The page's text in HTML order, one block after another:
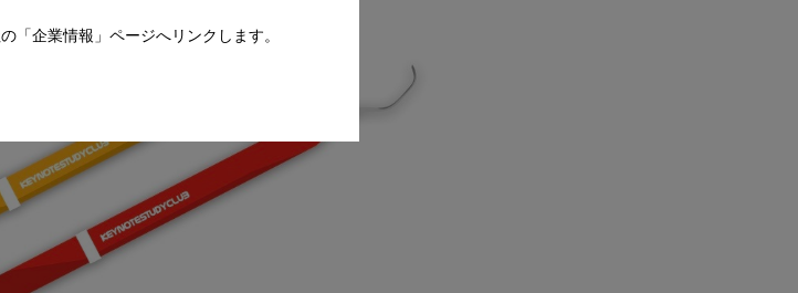
「企業情報」ページへリンクします。